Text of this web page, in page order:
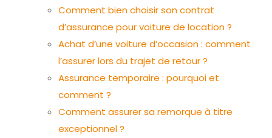
Comment bien choisir son contrat
d’assurance pour voiture de location ?
Achat d’une voiture d’occasion : comment
l’assurer lors du trajet de retour ?
Assurance temporaire : pourquoi et
comment ?
Comment assurer sa remorque à titre
exceptionnel ?